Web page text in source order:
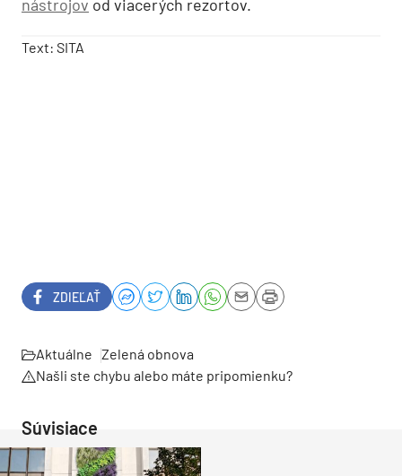
nástrojov od viacerých rezortov.
Text: SITA
ZDIEĽAŤ
Aktuálne Zelená obnova
Našli ste chybu alebo máte pripomienku?
Súvisiace